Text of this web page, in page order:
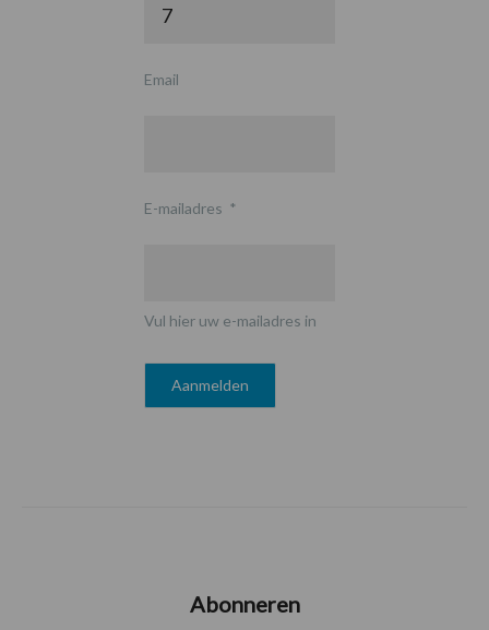
Email
E-mailadres *
Vul hier uw e-mailadres in
Abonneren